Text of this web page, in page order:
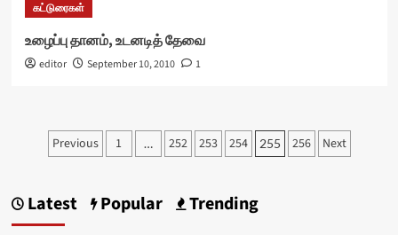
கட்டுரைகள்
உழைப்பு தானம், உடனடித் தேவை
editor September 10, 2010 1
Posts
Previous 1 … 252 253 254 255 256 Next
Latest Popular Trending